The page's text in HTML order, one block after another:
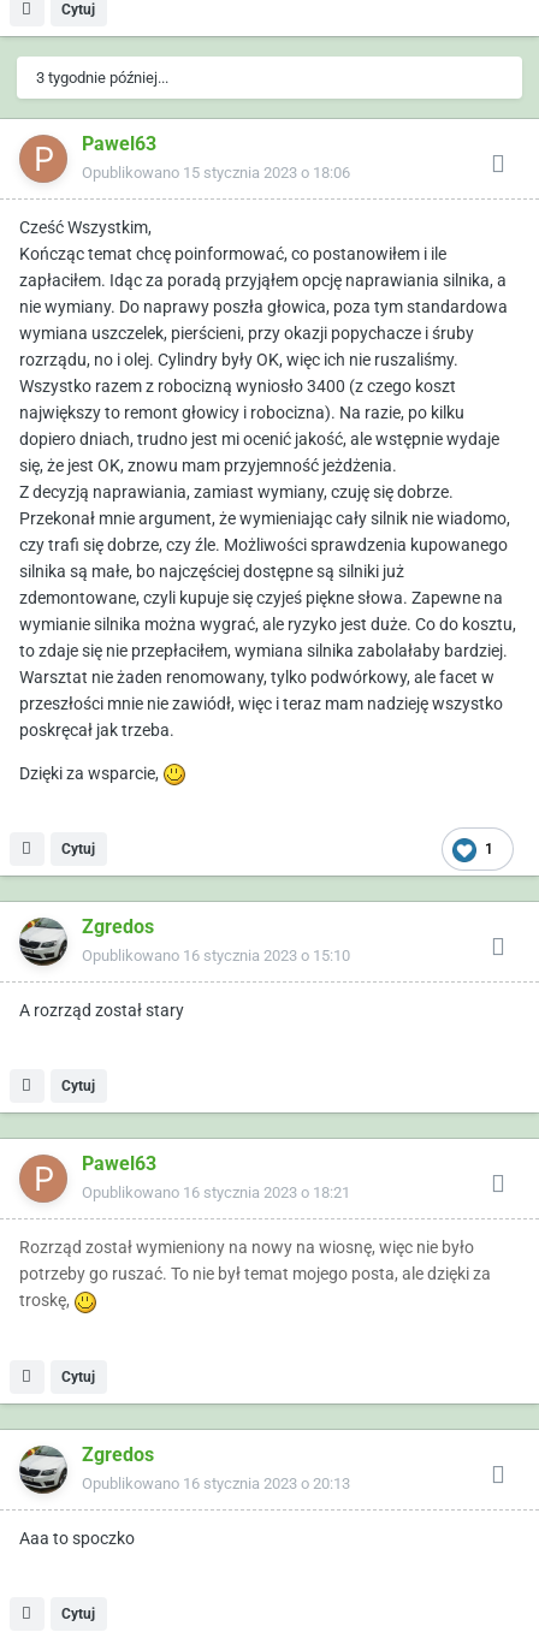
Cytuj
3 tygodnie później...
Pawel63
Opublikowano 15 stycznia 2023 o 18:06
Cześć Wszystkim,
Kończąc temat chcę poinformować, co postanowiłem i ile
zapłaciłem. Idąc za poradą przyjąłem opcję naprawiania silnika, a
nie wymiany. Do naprawy poszła głowica, poza tym standardowa
wymiana uszczelek, pierścieni, przy okazji popychacze i śruby
rozrządu, no i olej. Cylindry były OK, więc ich nie ruszaliśmy.
Wszystko razem z robocizną wyniosło 3400 (z czego koszt
największy to remont głowicy i robocizna). Na razie, po kilku
dopiero dniach, trudno jest mi ocenić jakość, ale wstępnie wydaje
się, że jest OK, znowu mam przyjemność jeżdżenia.
Z decyzją naprawiania, zamiast wymiany, czuję się dobrze.
Przekonał mnie argument, że wymieniając cały silnik nie wiadomo,
czy trafi się dobrze, czy źle. Możliwości sprawdzenia kupowanego
silnika są małe, bo najczęściej dostępne są silniki już
zdemontowane, czyli kupuje się czyjeś piękne słowa. Zapewne na
wymianie silnika można wygrać, ale ryzyko jest duże. Co do kosztu,
to zdaje się nie przepłaciłem, wymiana silnika zabolałaby bardziej.
Warsztat nie żaden renomowany, tylko podwórkowy, ale facet w
przeszłości mnie nie zawiódł, więc i teraz mam nadzieję wszystko
poskręcał jak trzeba.
Dzięki za wsparcie,
1
Cytuj
Zgredos
Opublikowano 16 stycznia 2023 o 15:10
A rozrząd został stary
Cytuj
Pawel63
Opublikowano 16 stycznia 2023 o 18:21
Rozrząd został wymieniony na nowy na wiosnę, więc nie było
potrzeby go ruszać. To nie był temat mojego posta, ale dzięki za
troskę,
Cytuj
Zgredos
Opublikowano 16 stycznia 2023 o 20:13
Aaa to spoczko
Cytuj